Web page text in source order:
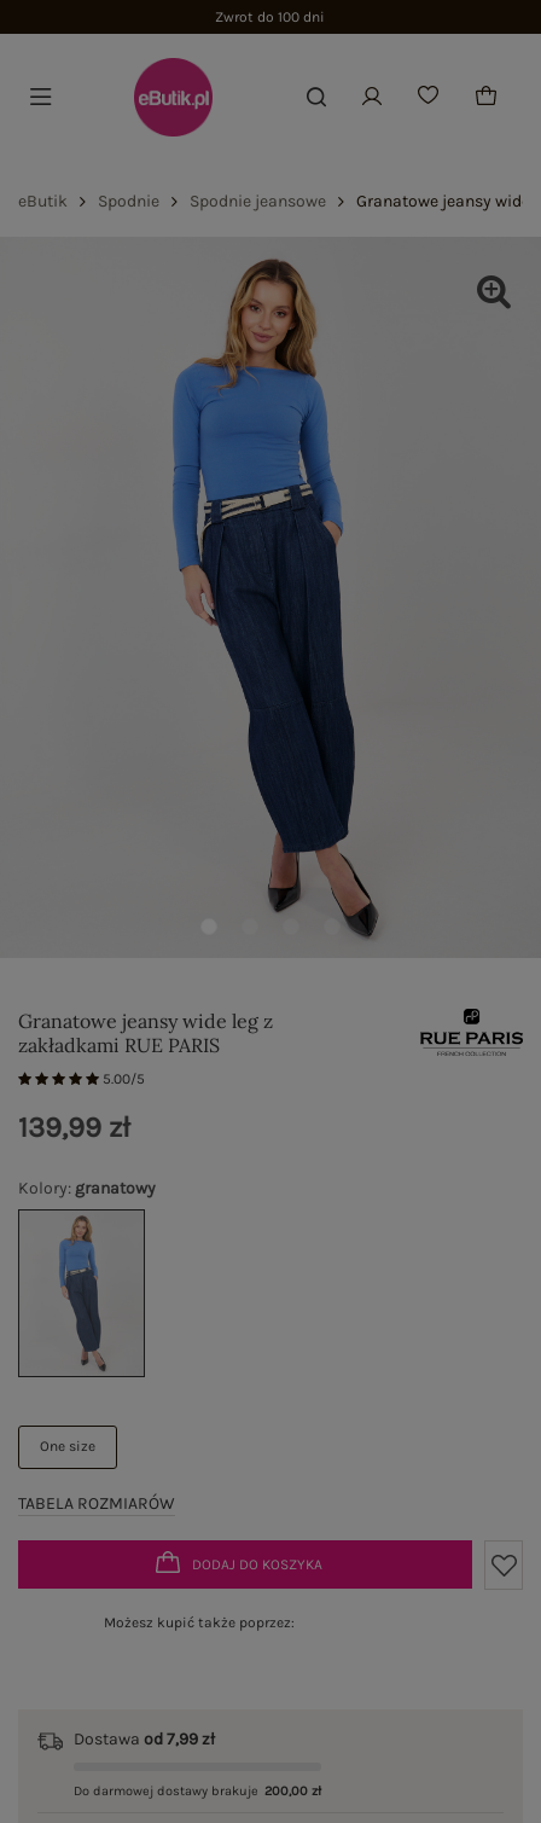
Zwrot do 100 dni
eButik Spodnie Spodnie jeansowe Granatowe jeansy wide
Granatowe jeansy wide leg z
zakładkami RUE PARIS
5.00/5
Kolory: granatowy
One size
TABELA ROZMIARÓW
139,99 zł
DODAJ DO KOSZYKA
Możesz kupić także poprzez:
Dostawa od 7,99 zł
Do darmowej dostawy brakuje 200,00 zł